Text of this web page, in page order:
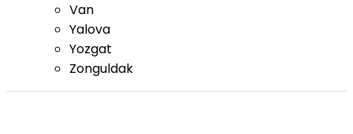
Van
Yalova
Yozgat
Zonguldak